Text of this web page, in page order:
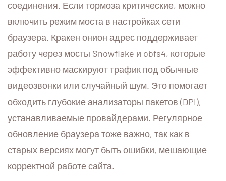
соединения. Если тормоза критические, можно
включить режим моста в настройках сети
браузера. Кракен онион адрес поддерживает
работу через мосты Snowflake и obfs4, которые
эффективно маскируют трафик под обычные
видеозвонки или случайный шум. Это помогает
обходить глубокие анализаторы пакетов (DPI),
устанавливаемые провайдерами. Регулярное
обновление браузера тоже важно, так как в
старых версиях могут быть ошибки, мешающие
корректной работе сайта.